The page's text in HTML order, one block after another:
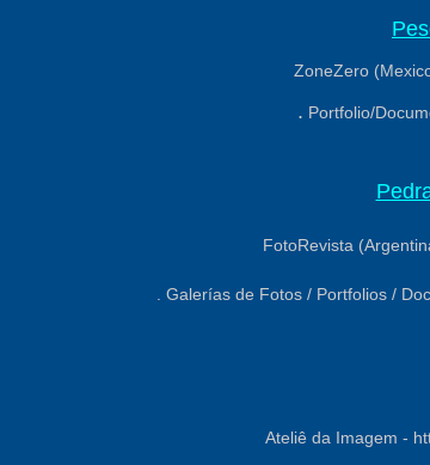
ZoneZero
. Portfolio/
FotoRevista
. Galerías de Fotos / Portfolios /
Ateliê da Imagem -